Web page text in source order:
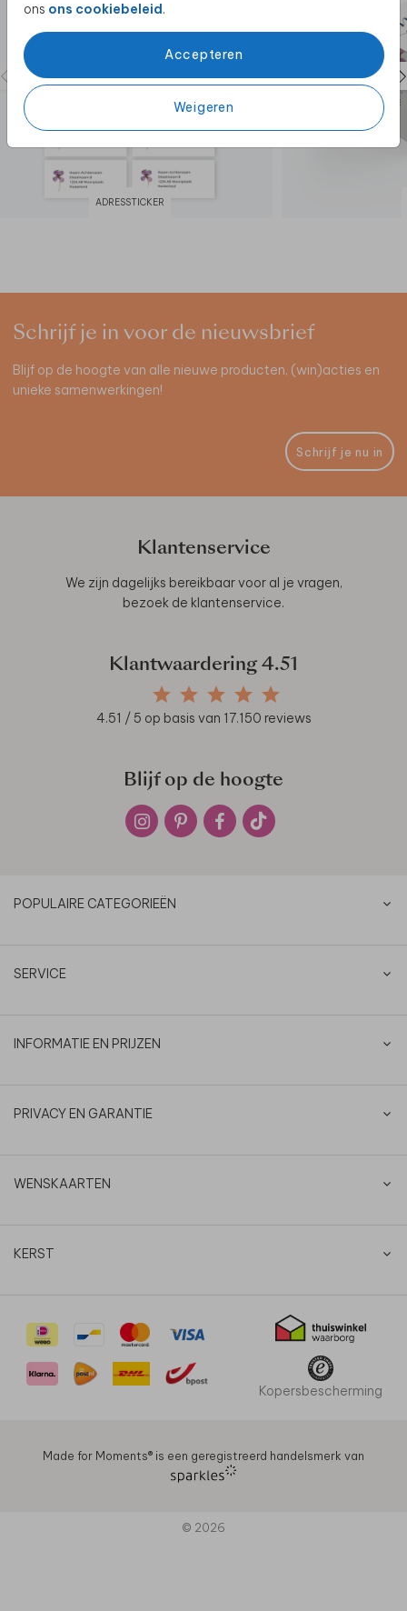
ons ons cookiebeleid.
Accepteren
Weigeren
ADRESSTICKER
Schrijf je in voor de nieuwsbrief
Blijf op de hoogte van alle nieuwe producten, (win)acties en
unieke samenwerkingen!
Schrijf je nu in
Klantenservice
We zijn dagelijks bereikbaar voor al je vragen,
bezoek de klantenservice.
Klantwaardering 4.51
4.51 / 5 op basis van 17.150 reviews
Blijf op de hoogte
POPULAIRE CATEGORIEËN
SERVICE
INFORMATIE EN PRIJZEN
PRIVACY EN GARANTIE
WENSKAARTEN
KERST
Kopersbescherming
Made for Moments®️ is een geregistreerd handelsmerk van
© 2026